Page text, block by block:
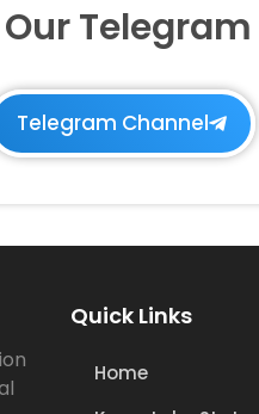
Telegram Channel
Quick Links
Home